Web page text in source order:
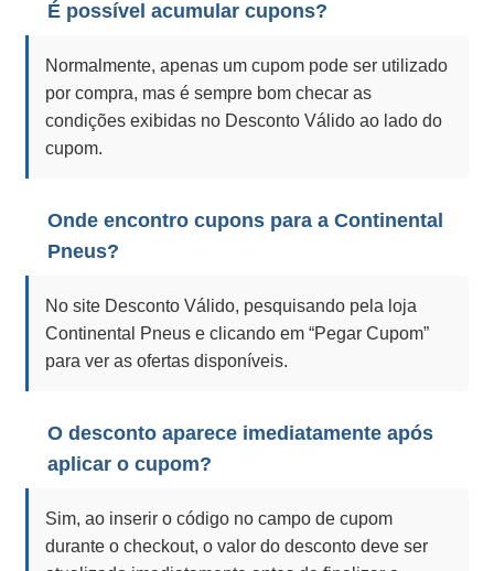
É possível acumular cupons?
Normalmente, apenas um cupom pode ser utilizado
por compra, mas é sempre bom checar as
condições exibidas no Desconto Válido ao lado do
cupom.
Onde encontro cupons para a Continental
Pneus?
No site Desconto Válido, pesquisando pela loja
Continental Pneus e clicando em “Pegar Cupom”
para ver as ofertas disponíveis.
O desconto aparece imediatamente após
aplicar o cupom?
Sim, ao inserir o código no campo de cupom
durante o checkout, o valor do desconto deve ser